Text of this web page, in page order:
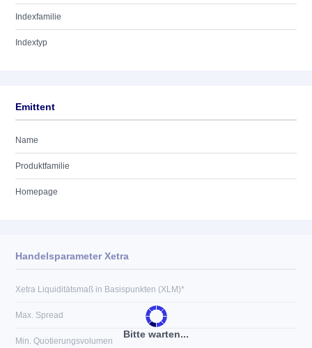
Indexfamilie
Indextyp
Emittent
Name
Produktfamilie
Homepage
Bitte warten...
Handelsparameter Xetra
Xetra Liquiditätsmaß in Basispunkten (XLM)*
Max. Spread
Min. Quotierungsvolumen